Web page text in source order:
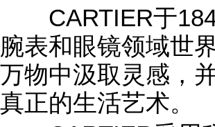
CARTIER于
腕表和眼镜领域世
万物中汲取灵感，
真正的生活艺术。